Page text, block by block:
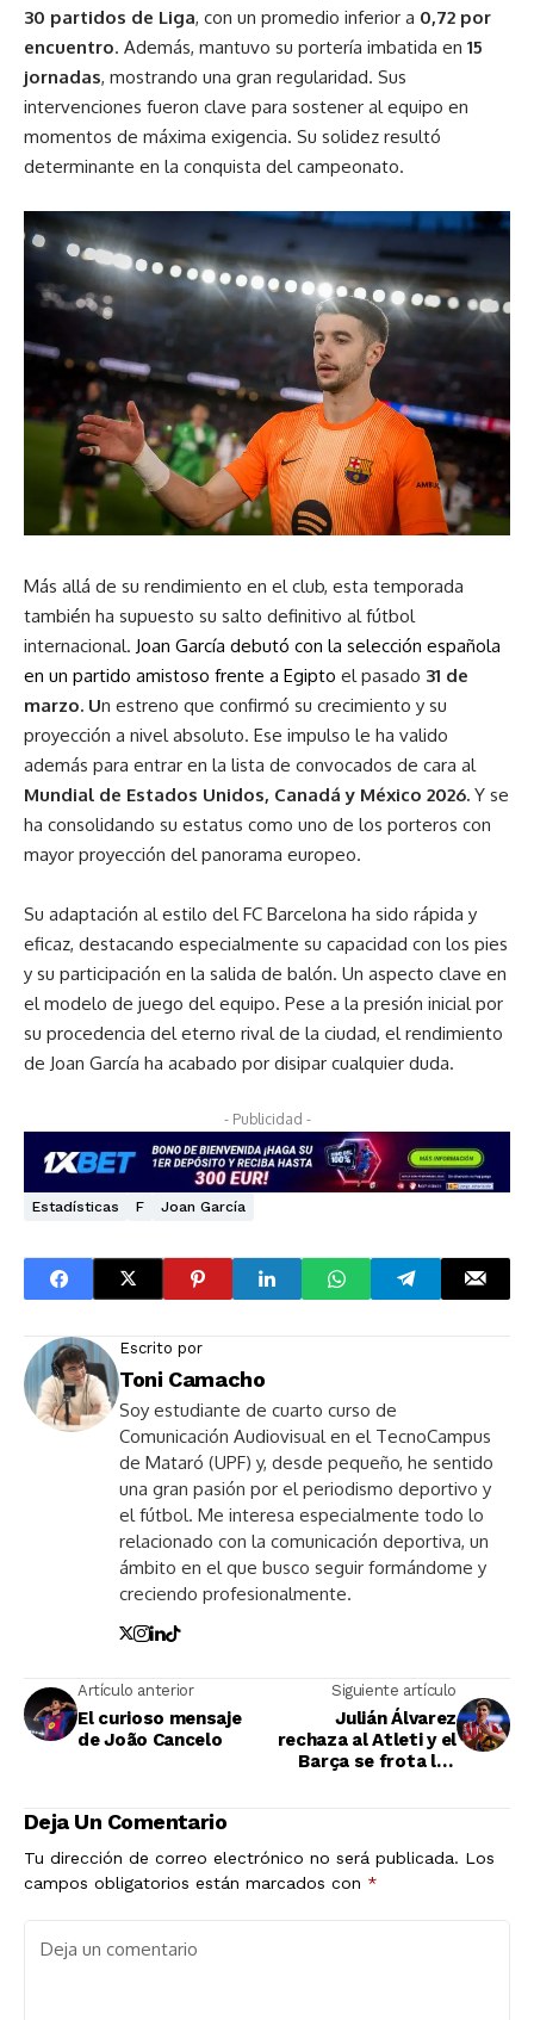
30 partidos de Liga, con un promedio inferior a 0,72 por
encuentro. Además, mantuvo su portería imbatida en 15
jornadas, mostrando una gran regularidad. Sus
intervenciones fueron clave para sostener al equipo en
momentos de máxima exigencia. Su solidez resultó
determinante en la conquista del campeonato.
Más allá de su rendimiento en el club, esta temporada
también ha supuesto su salto definitivo al fútbol
internacional. Joan García debutó con la selección española
en un partido amistoso frente a Egipto el pasado 31 de
marzo. Un estreno que confirmó su crecimiento y su
proyección a nivel absoluto. Ese impulso le ha valido
además para entrar en la lista de convocados de cara al
Mundial de Estados Unidos, Canadá y México 2026. Y se
ha consolidando su estatus como uno de los porteros con
mayor proyección del panorama europeo.
Su adaptación al estilo del FC Barcelona ha sido rápida y
eficaz, destacando especialmente su capacidad con los pies
y su participación en la salida de balón. Un aspecto clave en
el modelo de juego del equipo. Pese a la presión inicial por
su procedencia del eterno rival de la ciudad, el rendimiento
de Joan García ha acabado por disipar cualquier duda.
- Publicidad -
Estadísticas F Joan García
Escrito por
Toni Camacho
Soy estudiante de cuarto curso de
Comunicación Audiovisual en el TecnoCampus
de Mataró (UPF) y, desde pequeño, he sentido
una gran pasión por el periodismo deportivo y
el fútbol. Me interesa especialmente todo lo
relacionado con la comunicación deportiva, un
ámbito en el que busco seguir formándome y
creciendo profesionalmente.
Artículo anterior
El curioso mensaje
de João Cancelo
Siguiente artículo
Julián Álvarez
rechaza al Atleti y el
Barça se frota las
Deja Un Comentario
Tu dirección de correo electrónico no será publicada. Los
campos obligatorios están marcados con *